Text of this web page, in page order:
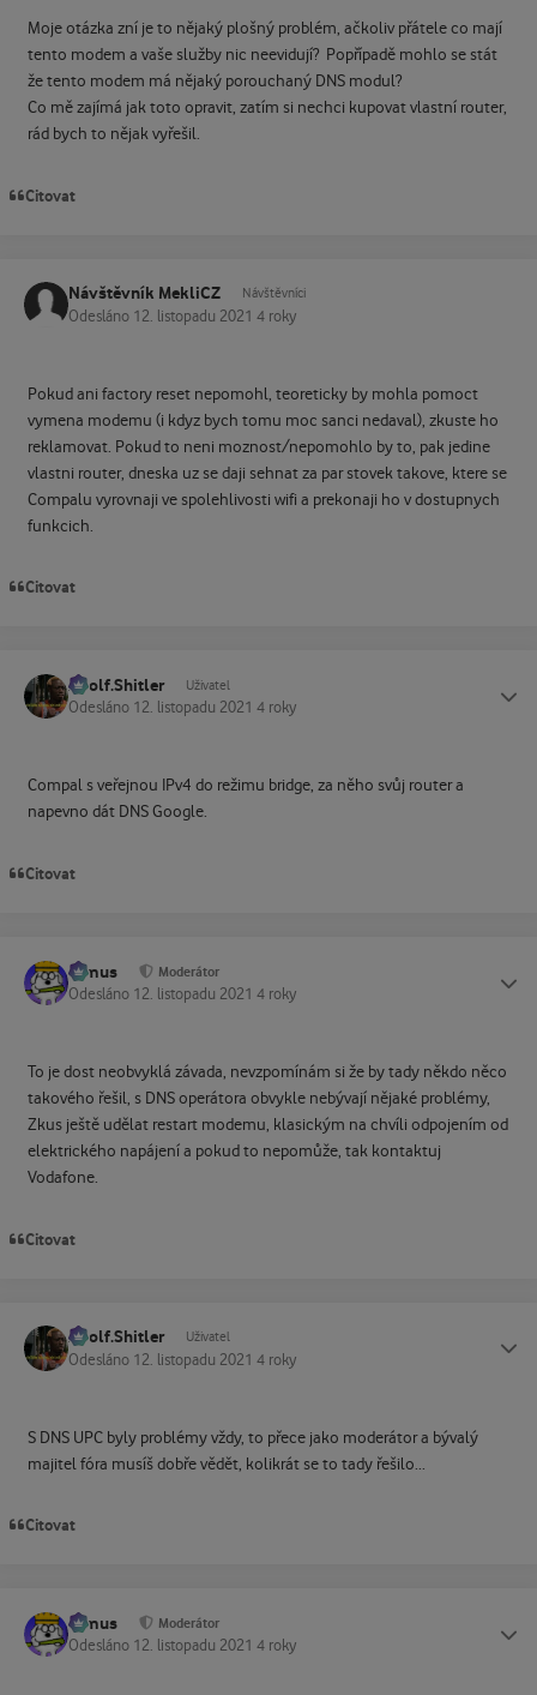
Moje otázka zní je to nějaký plošný problém, ačkoliv přátele co mají
tento modem a vaše služby nic neevidují? Popřípadě mohlo se stát
že tento modem má nějaký porouchaný DNS modul?
Co mě zajímá jak toto opravit, zatím si nechci kupovat vlastní router,
rád bych to nějak vyřešil.
Citovat
Návštěvník MekliCZ Návštěvníci
Odesláno 12. listopadu 2021 4 roky
Pokud ani factory reset nepomohl, teoreticky by mohla pomoct
vymena modemu (i kdyz bych tomu moc sanci nedaval), zkuste ho
reklamovat. Pokud to neni moznost/nepomohlo by to, pak jedine
vlastni router, dneska uz se daji sehnat za par stovek takove, ktere se
Compalu vyrovnaji ve spolehlivosti wifi a prekonaji ho v dostupnych
funkcich.
Citovat
Adolf.Shitler Uživatel
Odesláno 12. listopadu 2021 4 roky
Compal s veřejnou IPv4 do režimu bridge, za něho svůj router a
napevno dát DNS Google.
Citovat
tomus Moderátor
Odesláno 12. listopadu 2021 4 roky
To je dost neobvyklá závada, nevzpomínám si že by tady někdo něco
takového řešil, s DNS operátora obvykle nebývají nějaké problémy,
Zkus ještě udělat restart modemu, klasickým na chvíli odpojením od
elektrického napájení a pokud to nepomůže, tak kontaktuj
Vodafone.
Citovat
Adolf.Shitler Uživatel
Odesláno 12. listopadu 2021 4 roky
S DNS UPC byly problémy vždy, to přece jako moderátor a bývalý
majitel fóra musíš dobře vědět, kolikrát se to tady řešilo...
Citovat
tomus Moderátor
Odesláno 12. listopadu 2021 4 roky